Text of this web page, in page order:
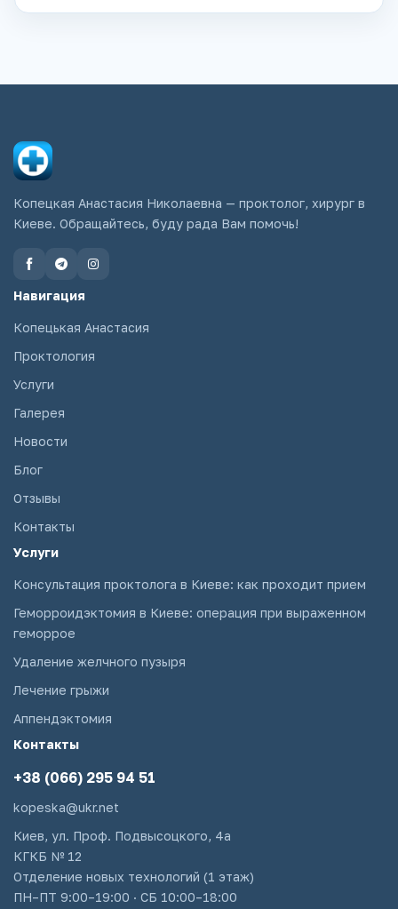
Копецкая Анастасия Николаевна — проктолог, хирург в
Киеве. Обращайтесь, буду рада Вам помочь!
Навигация
Копецькая Анастасия
Проктология
Услуги
Галерея
Новости
Блог
Отзывы
Контакты
Услуги
Консультация проктолога в Киеве: как проходит прием
Геморроидэктомия в Киеве: операция при выраженном
геморрое
Удаление желчного пузыря
Лечение грыжи
Аппендэктомия
Контакты
+38 (066) 295 94 51
kopeska@ukr.net
Киев, ул. Проф. Подвысоцкого, 4а
КГКБ № 12
Отделение новых технологий (1 этаж)
ПН–ПТ 9:00–19:00 · СБ 10:00–18:00